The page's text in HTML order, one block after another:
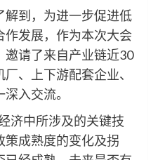
解到，为进一步促进低
作发展，作为本次大会
邀请了来自产业链近30
、上下游配套企业、
入交流。
济中所涉及的关键技
策成熟度的变化及拐